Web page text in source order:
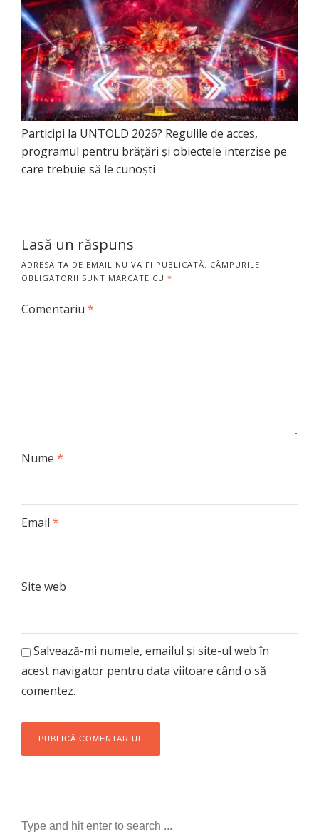
Participi la UNTOLD 2026? Regulile de acces,
programul pentru brățări și obiectele interzise pe
care trebuie să le cunoști
Lasă un răspuns
ADRESA TA DE EMAIL NU VA FI PUBLICATĂ. CÂMPURILE
OBLIGATORII SUNT MARCATE CU *
Comentariu *
Nume *
Email *
Site web
Salvează-mi numele, emailul și site-ul web în
acest navigator pentru data viitoare când o să
comentez.